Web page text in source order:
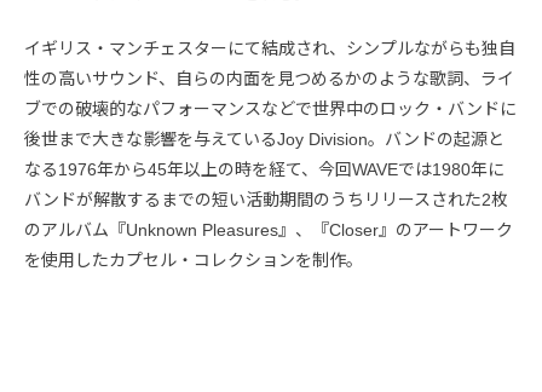
イギリス・マンチェスターにて結成され、シンプルながらも独自
性の高いサウンド、自らの内面を見つめるかのような歌詞、ライ
ブでの破壊的なパフォーマンスなどで世界中のロック・バンドに
後世まで大きな影響を与えているJoy Division。バンドの起源と
なる1976年から45年以上の時を経て、今回WAVEでは1980年に
バンドが解散するまでの短い活動期間のうちリリースされた2枚
のアルバム『Unknown Pleasures』、『Closer』のアートワーク
を使用したカプセル・コレクションを制作。